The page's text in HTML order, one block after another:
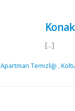
[...]
Apartman Temizliği ,